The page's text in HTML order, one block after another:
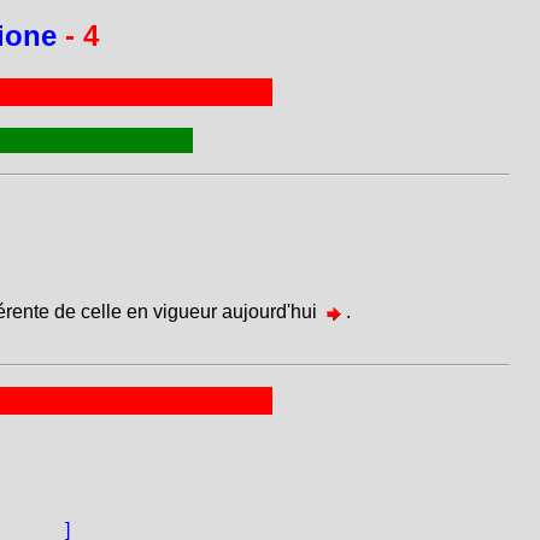
- 4
de celle en vigueur aujourd'hui
.
]